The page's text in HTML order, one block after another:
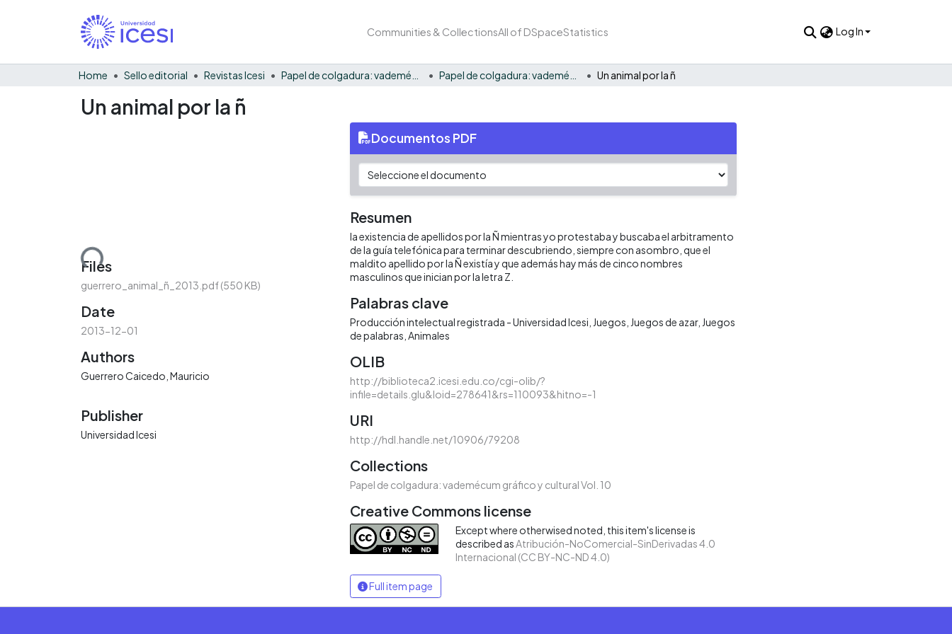
Communities & CollectionsAll of DSpaceStatistics Log In
Home Sello editorial Revistas Icesi Un animal por la ñ
Un animal por la ñ
Loading...
Files
guerrero_animal_ñ_2013.pdf(550 KB)
Date
2013-12-01
Authors
Guerrero Caicedo, Mauricio
Publisher
Universidad Icesi
Documentos PDF
Resumen
la existencia de apellidos por la Ñ mientras yo protestaba y buscaba el arbitramento
de la guía telefónica para terminar descubriendo, siempre con asombro, que el
maldito apellido por la Ñ existía y que además hay más de cinco nombres
masculinos que inician por la letra Z.
Palabras clave
Producción intelectual registrada - Universidad Icesi Juegos Juegos de azar Juegos
de palabras Animales
OLIB
http://biblioteca2.icesi.edu.co/cgi-olib/?
infile=details.glu&loid=278641&rs=110093&hitno=-1
URI
http://hdl.handle.net/10906/79208
Collections
Papel de colgadura: vademécum gráfico y cultural Vol. 10
Creative Commons license
Except where otherwised noted, this item's license is
described as Atribución-NoComercial-SinDerivadas 4.0
Internacional (CC BY-NC-ND 4.0)
Full item page